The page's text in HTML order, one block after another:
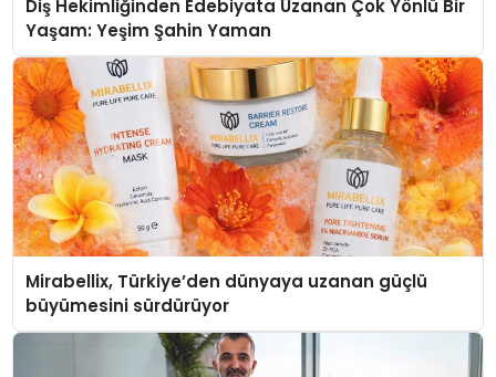
Diş Hekimliğinden Edebiyata Uzanan Çok Yönlü Bir
Yaşam: Yeşim Şahin Yaman
Mirabellix, Türkiye’den dünyaya uzanan güçlü
büyümesini sürdürüyor